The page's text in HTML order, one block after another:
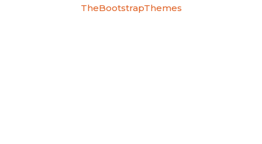
TheBootstrapThemes